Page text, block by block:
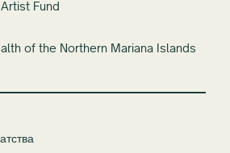
Fund
of the Northern Mariana Islands